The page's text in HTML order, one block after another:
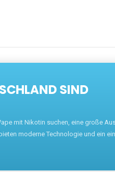
SIND
mit Nikotin suchen, eine große
moderne Technologie und ein